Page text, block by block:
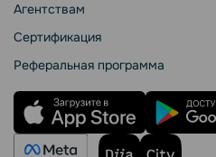
Агентствам
Сертификация
Реферальная программа